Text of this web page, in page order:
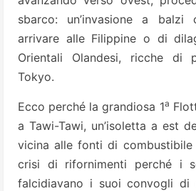
sbarco: un’invasione a balzi
arrivare alle Filippine o di
Orientali Olandesi, ricche di
Tokyo.
Ecco perché la grandiosa 1a
a Tawi-Tawi, un’isoletta a est
vicina alle fonti di
crisi di rifornimenti perché i
falcidiavano i suoi convogli di